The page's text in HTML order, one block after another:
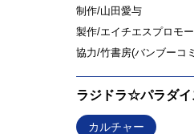
制作/山田愛与
製作/エイチエスプロモ
協力/竹書房(バンブー
ラジドラ☆パラダイ
カルチャー